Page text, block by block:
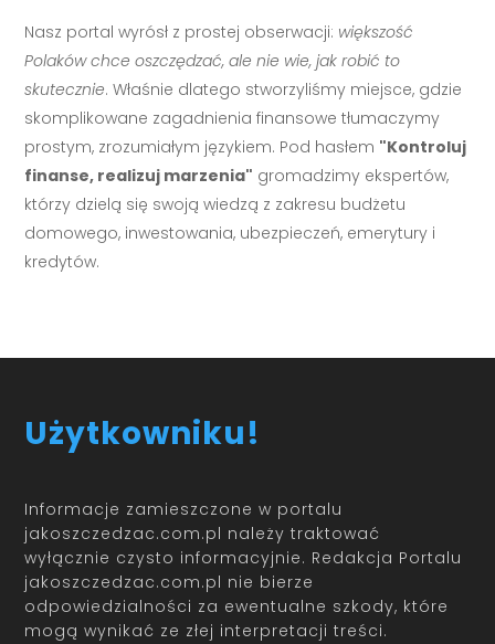
Nasz portal wyrósł z prostej obserwacji: większość
Polaków chce oszczędzać, ale nie wie, jak robić to
skutecznie. Właśnie dlatego stworzyliśmy miejsce, gdzie
skomplikowane zagadnienia finansowe tłumaczymy
prostym, zrozumiałym językiem. Pod hasłem "Kontroluj
finanse, realizuj marzenia" gromadzimy ekspertów,
którzy dzielą się swoją wiedzą z zakresu budżetu
domowego, inwestowania, ubezpieczeń, emerytury i
kredytów.
Użytkowniku!
Informacje zamieszczone w portalu
jakoszczedzac.com.pl należy traktować
wyłącznie czysto informacyjnie. Redakcja Portalu
jakoszczedzac.com.pl nie bierze
odpowiedzialności za ewentualne szkody, które
mogą wynikać ze złej interpretacji treści.